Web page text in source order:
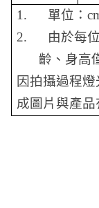
1. 單位：
2.
由於每
齡、身高
因拍攝過程
成圖片與產品